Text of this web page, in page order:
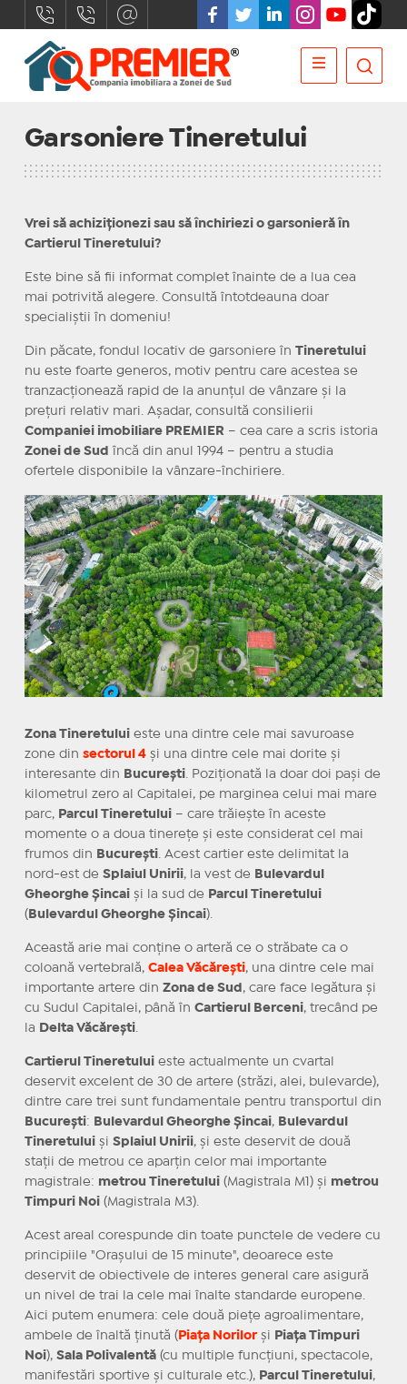
Garsoniere Tineretului
Vrei să achiziționezi sau să închiriezi o garsonieră în
Cartierul Tineretului?
Este bine să fii informat complet înainte de a lua cea
mai potrivită alegere. Consultă întotdeauna doar
specialiștii în domeniu!
Din păcate, fondul locativ de garsoniere în Tineretului
nu este foarte generos, motiv pentru care acestea se
tranzacționează rapid de la anunțul de vânzare și la
prețuri relativ mari. Așadar, consultă consilierii
Companiei imobiliare PREMIER – cea care a scris istoria
Zonei de Sud încă din anul 1994 – pentru a studia
ofertele disponibile la vânzare-închiriere.
Zona Tineretuluieste una dintre cele mai savuroase
zone din sectorul 4și una dintre cele mai dorite și
interesante din
București. Poziționată la doar doi pași de
kilometrul zero al Capitalei, pe marginea celui mai mare
parc, Parcul Tineretului– care trăiește în aceste
momente o a doua tinerețe și este considerat cel mai
frumos din
București. Acest cartier este delimitat la
nord-est de Splaiul Unirii, la vest de
Bulevardul
Gheorghe Șincaiși la sud de
Parcul Tineretului
( Bulevardul Gheorghe Șincai).
Această arie mai conține o arteră ce o străbate ca o
coloană vertebrală, Calea Văcărești, una dintre cele mai
importante artere din Zona de Sud , care face legătura și
cu Sudul Capitalei, până în Cartierul Berceni, trecând pe
la
Delta Văcărești.
Cartierul Tineretuluieste actualmente un cvartal
deservit excelent de 30 de artere (străzi, alei, bulevarde),
dintre care trei sunt fundamentale pentru transportul din
București: Bulevardul Gheorghe Șincai, Bulevardul
Tineretuluiși Splaiul Unirii, și este deservit de două
stații de metrou ce aparțin celor mai importante
magistrale: metrou Tineretului(Magistrala M1) și metrou
Timpuri Noi(Magistrala M3).
Acest areal corespunde din toate punctele de vedere cu
principiile "Orașului de 15 minute", deoarece este
deservit de obiectivele de interes general care asigură
un nivel de trai la cele mai înalte standarde europene.
Aici putem enumera: cele două piețe agroalimentare,
ambele de înaltă ținută ( Piața Norilorși
Piața Timpuri
Noi), Sala Polivalentă(cu multiple funcțiuni, spectacole,
manifestări sportive și culturale etc.), Parcul Tineretului,